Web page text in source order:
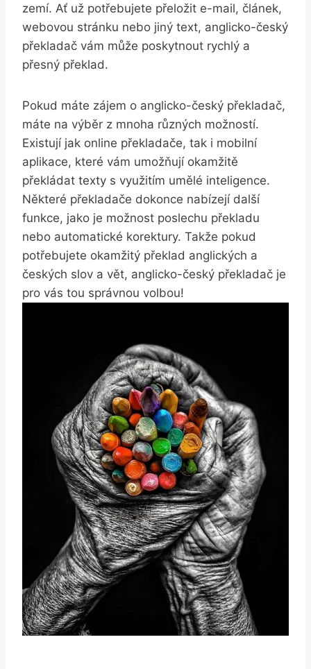
zemí. Ať už potřebujete ⁢přeložit e-mail, článek,
webovou stránku nebo jiný​ text, anglicko-český
překladač ⁤vám⁢ může poskytnout rychlý a
přesný ⁢překlad.
Pokud⁣ máte zájem o anglicko-český překladač,
máte na výběr z ‌mnoha různých⁣ možností.
Existují ‌jak online‍ překladače,⁤ tak i mobilní
aplikace, které vám umožňují okamžitě ​
překládat​ texty‌ s využitím umělé inteligence.
‌Některé‌ překladače dokonce nabízejí další
funkce, ​jako je možnost poslechu překladu
nebo automatické​ korektury. ​Takže pokud
potřebujete okamžitý překlad anglických ‍a
⁤českých slov a vět, anglicko-český překladač je
pro vás tou‌ správnou volbou!